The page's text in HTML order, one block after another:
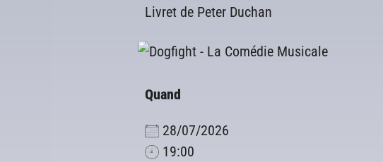
Livret de Peter Duchan
Quand
28/07/2026
19:00